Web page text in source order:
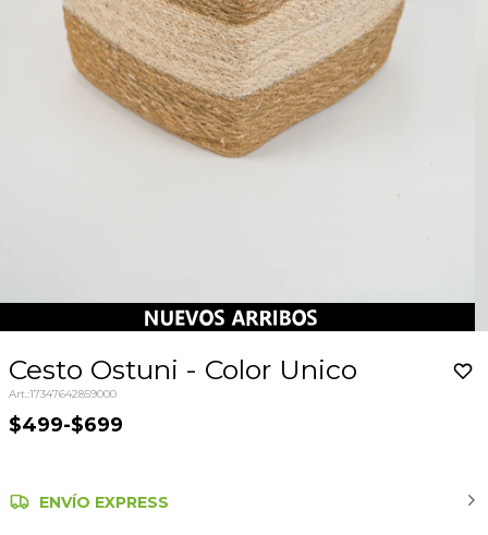
Cesto Ostuni - Color Unico
17347642859000
$499-$699
ENVÍO EXPRESS